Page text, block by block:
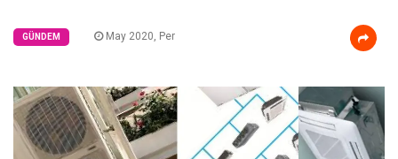
GÜNDEM May 2020, Per